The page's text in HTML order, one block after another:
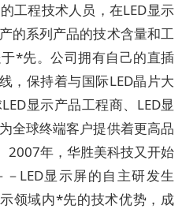
工程技术人员，在LED显示
的系列产品的技术含量和工
*先。公司拥有自己的直插
，保持着与国际LED晶片大
显示产品工程商、LED显
全球终端客户提供着更高品
2007年，华胜美科技又开始
LED显示屏的自主研发生
领域内*先的技术优势，成